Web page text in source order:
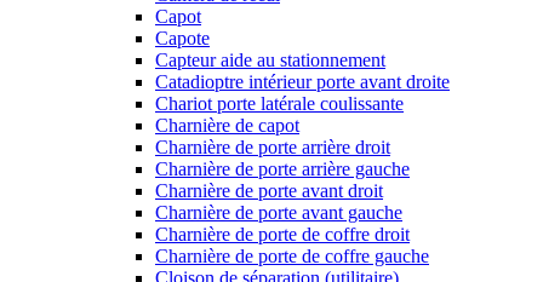
Capot
Capote
Capteur aide au stationnement
Catadioptre intérieur porte avant droite
Chariot porte latérale coulissante
Charnière de capot
Charnière de porte arrière droit
Charnière de porte arrière gauche
Charnière de porte avant droit
Charnière de porte avant gauche
Charnière de porte de coffre droit
Charnière de porte de coffre gauche
Cloison de séparation (utilitaire)